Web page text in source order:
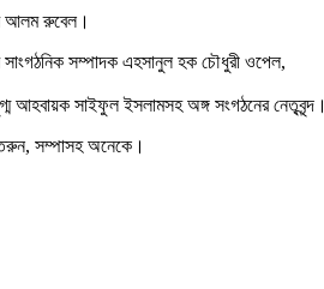
আলম রুবেল।
সাংগঠনিক সম্পাদক এহসানুল হক চৌধুরী ওপেল,
আহবায়ক সাইফুল ইসলামসহ অঙ্গ সংগঠনের
তরুন, সম্পাসহ অনেকে।